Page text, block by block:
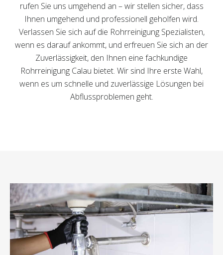
rufen Sie uns umgehend an – wir stellen sicher, dass
Ihnen umgehend und professionell geholfen wird.
Verlassen Sie sich auf die Rohrreinigung Spezialisten,
wenn es darauf ankommt, und erfreuen Sie sich an der
Zuverlässigkeit, den Ihnen eine fachkundige
Rohrreinigung Calau bietet. Wir sind Ihre erste Wahl,
wenn es um schnelle und zuverlässige Lösungen bei
Abflussproblemen geht.